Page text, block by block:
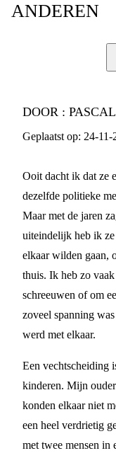
ANDEREN
DOOR :
Geplaatst op: 24-11-
Ooit dacht ik dat ze
dezelfde politieke
Maar met de jaren
uiteindelijk heb ik
elkaar wilden gaan,
thuis. Ik heb zo
schreeuwen of om
zoveel spanning
werd met elkaar.
Een vechtscheiding
kinderen. Mijn
konden elkaar niet
een heel verdrietig
met twee mensen in